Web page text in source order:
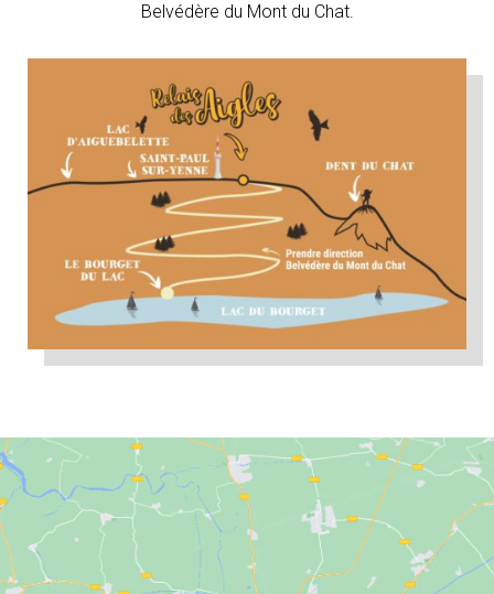
Belvédère du Mont du Chat.